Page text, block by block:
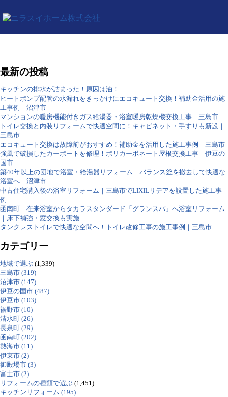
最新の投稿
キッチンの排水が詰まった！原因は油！
ヒートポンプ配管の水漏れをきっかけにエコキュート交換！補助金活用の施
工事例｜沼津市
マンションの暖房機能付きガス給湯器・浴室暖房乾燥機交換工事｜三島市
トイレ交換と内装リフォームで快適空間に！キャビネット・手すりも新設｜
三島市
エコキュート交換は故障前がおすすめ！補助金を活用した施工事例｜三島市
強風で破損したカーポートを修理！ポリカーボネート屋根交換工事｜伊豆の
国市
築40年以上の団地で浴室・給湯器リフォーム｜バランス釜を撤去して快適な
浴室へ｜沼津市
中古住宅購入後の浴室リフォーム｜三島市でLIXILリデアを設置した施工事
例
函南町｜在来浴室からタカラスタンダード「グランスパ」へ浴室リフォーム
｜床下補強・窓交換も実施
タンクレストイレで快適な空間へ！トイレ改修工事の施工事例｜三島市
カテゴリー
地域で選ぶ (1,339)
三島市 (319)
沼津市 (147)
伊豆の国市 (487)
伊豆市 (103)
裾野市 (10)
清水町 (26)
長泉町 (29)
函南町 (202)
熱海市 (11)
伊東市 (2)
御殿場市 (3)
富士市 (2)
リフォームの種類で選ぶ (1,451)
キッチンリフォーム (195)